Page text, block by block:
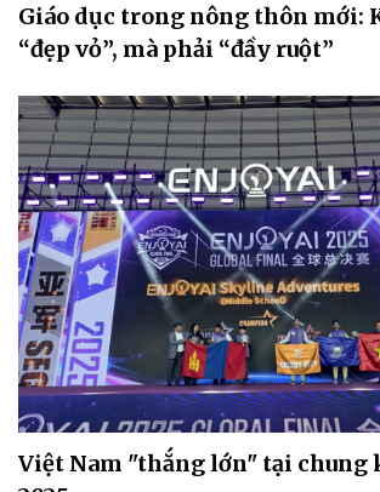
Giáo dục trong nông thôn mới:
“đẹp vỏ”, mà phải “đầy ruột”
Việt Nam "thắng lớn" tại chung